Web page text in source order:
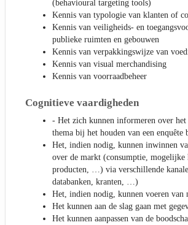
(behavioural targeting tools)
Kennis van typologie van klanten of
Kennis van veiligheids- en
publieke ruimten en gebouwen
Kennis van verpakkingswijze van
Kennis van visual merchandising
Kennis van voorraadbeheer
Cognitieve vaardigheden
- Het zich kunnen informeren over het
thema bij het houden van een enquête
Het, indien nodig, kunnen inwinnen
over de markt (consumptie, mogelijke
producten, …) via verschillende
databanken, kranten, …)
Het, indien nodig, kunnen voeren van
Het kunnen aan de slag gaan met
Het kunnen aanpassen van de